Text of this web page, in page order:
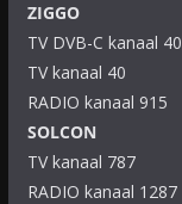
ZIGGO
TV DVB-C kanaal 40
TV kanaal 40
RADIO kanaal 915
SOLCON
TV kanaal 787
RADIO kanaal 1287